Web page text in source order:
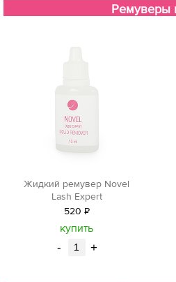
Ремуверы
Жидкий ремувер Novel
Lash Expert
520 Р
уб.
купить
- +